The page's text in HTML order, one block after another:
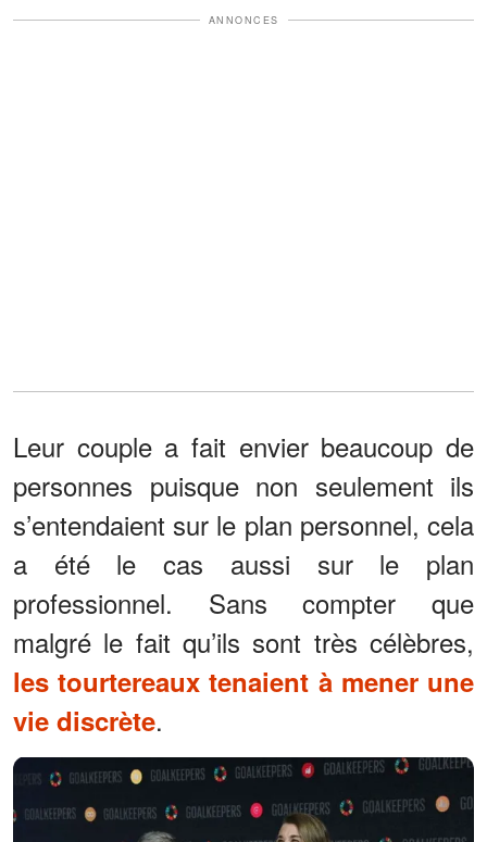
ANNONCES
Leur couple a fait envier beaucoup de
personnes puisque non seulement ils
s’entendaient sur le plan personnel, cela
a été le cas aussi sur le plan
professionnel. Sans compter que
malgré le fait qu’ils sont très célèbres,
les tourtereaux tenaient à mener une
vie discrète.